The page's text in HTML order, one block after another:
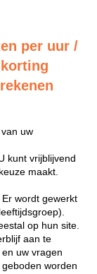
per uur /
uw
kunt vrijblijvend
maakt.
wordt gewerkt
op hun site.
aan te
uw vragen
worden